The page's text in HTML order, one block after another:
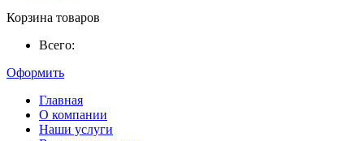
Корзина товаров
Всего:
Оформить
Главная
О компании
Наши услуги